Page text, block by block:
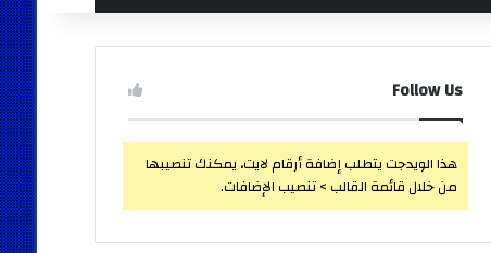
Follow Us
هذا الويدجت يتطلب إضافة أرقام لايت، يمكنك تنصيبها
من خلال قائمة القالب > تنصيب الإضافات.